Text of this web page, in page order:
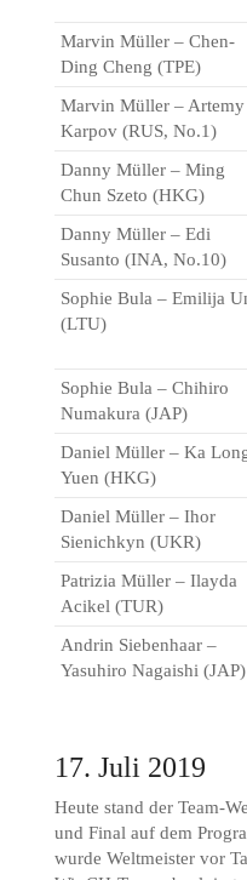
Marvin Müller – Chen-
Ding Cheng (TPE)
Marvin Müller – Artemy
Karpov (RUS, No.1)
Danny Müller – Ming
Chun Szeto (HKG)
Danny Müller – Edi
Susanto (INA, No.10)
Sophie Bula – Emilija
(LTU)
Sophie Bula – Chihiro
Numakura (JAP)
Daniel Müller – Ka
Yuen (HKG)
Daniel Müller – Ihor
Sienichkyn (UKR)
Patrizia Müller – Ilayda
Acikel (TUR)
Andrin Siebenhaar –
Yasuhiro Nagaishi (JAP)
17. Juli 2019
Heute stand der Team-
und Final auf dem
wurde Weltmeister vor